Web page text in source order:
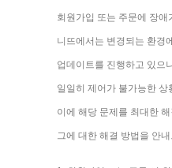
회원가입 또는 주문에 장
니뜨에서는 변경되는 환경
업데이트를 진행하고 있으
일일히 제어가 불가능한 상
이에 해당 문제를 최대한
그에 대한 해결 방법을 안